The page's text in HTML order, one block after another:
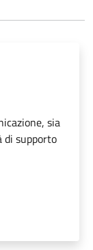
sia
supporto